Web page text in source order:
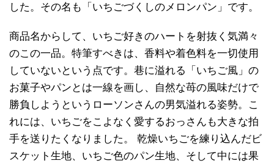
した。その名も「いちごづくしのメロンパン」です。
商品名からして、いちご好きのハートを射抜く気満々
のこの一品。特筆すべきは、香料や着色料を一切使用
していないという点です。巷に溢れる「いちご風」の
お菓子やパンとは一線を画し、自然な苺の風味だけで
勝負しようというローソンさんの男気溢れる姿勢。こ
れには、いちごをこよなく愛するおっさんも大きな拍
手を送りたくなりました。 乾燥いちごを練り込んだビ
スケット生地、いちご色のパン生地、そして中には果